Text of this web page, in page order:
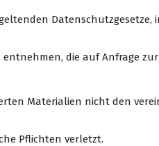
die auf Anfrage
Materialien nicht den
Pflichten verletzt.